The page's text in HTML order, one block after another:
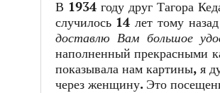
В 1934году друг Тагора
случилось 14 лет тому
доставлю Вам большое
наполненный прекрасными
показывала нам картины, я
через женщину. Это